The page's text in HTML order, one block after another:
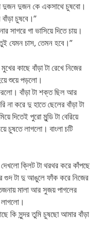
দুজন কে একসাথে চুষবো।
চুষবে।”
সাগরে গা ভাসিয়ে দিতে চায়।
যেমন চাস, তেমন হবে।”
কাছে বাঁড়া টা রেখে নিজের
শুয়ে পড়লো।
বাঁড়া টা শক্ত ছিল আর
না করে দু হাতে ছেলের বাঁড়া টা
দিতেই পুরো মুন্ডি টা বেরিয়ে
চুষতে লাগলো। বাংলা চটি
ক্লিট টা থরথর করে কাঁপছে
টা দু আঙুলে ফাঁক করে নিজের
মালা আর সুজয় পাগলের
কি সুন্দর তুমি চুষছো আমার বাঁড়া